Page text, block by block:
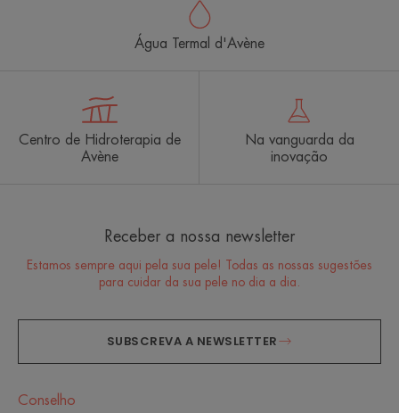
Água Termal d'Avène
Centro de Hidroterapia de
Avène
Na vanguarda da
inovação
Receber a nossa newsletter
Estamos sempre aqui pela sua pele! Todas as nossas sugestões
para cuidar da sua pele no dia a dia.
SUBSCREVA A NEWSLETTER
Conselho